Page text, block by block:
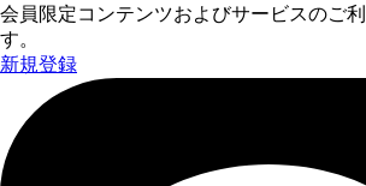
会員限定コンテンツおよびサービスのご
す。
新規登録